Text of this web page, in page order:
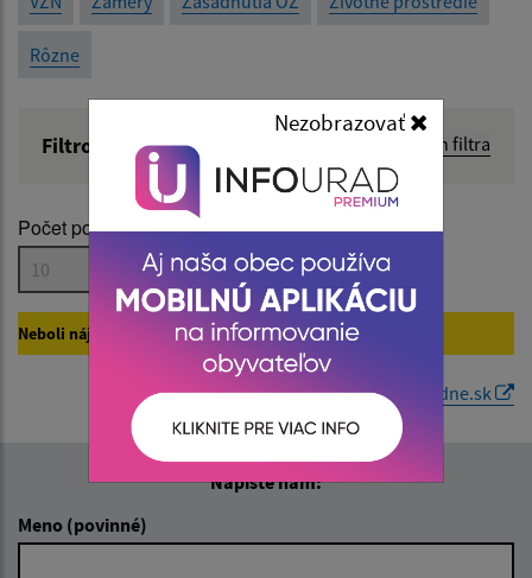
Nezobrazovať
Rôzne
Filtrovať obsah Rozbaliť obsah filtra
Popis:
Dátum zverejnenia od:
Dátum zverejnenia do:
Filtrovať
Počet položiek na stránke:
Neboli nájdené žiadne vyhovujúce záznamy naÚradne.sk.
Generované portálom Uradne.sk
Napíšte nám:
Meno (povinné)